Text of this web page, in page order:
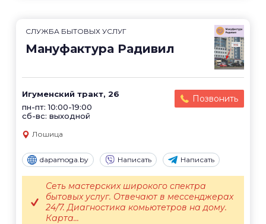
СЛУЖБА БЫТОВЫХ УСЛУГ
Мануфактура Радивил
Игуменский тракт, 26
пн-пт: 10:00-19:00
сб-вс: выходной
Позвонить
Лошица
dapamoga.by Написать Написать
Сеть мастерских широкого спектра
бытовых услуг. Отвечают в мессенджерах
24/7. Диагностика комьютетров на дому.
Карта...